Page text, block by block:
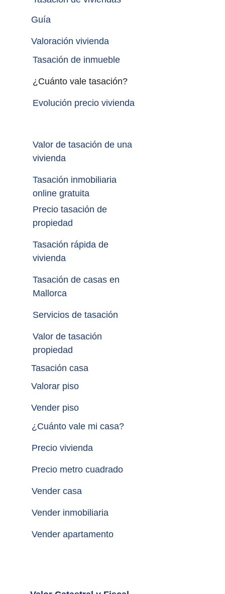
Guía
Valoración vivienda
Tasación de inmueble
Valor de tasación de una
vivienda
Tasación inmobiliaria
online gratuita
Precio tasación de
propiedad
Tasación rápida de
vivienda
Tasación de casas en
Mallorca
Servicios de tasación
Valor de tasación
propiedad
Tasación casa
Valorar piso
¿Cuánto vale mi casa?
Precio vivienda
Precio metro cuadrado
Vender casa
Vender inmobiliaria
Vender apartamento
¿Cuánto vale tasación?
Evolución precio vivienda
Vender piso